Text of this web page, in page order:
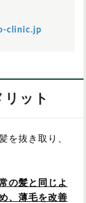
clinic.jp
ット
を抜き取り、
の髪と同じよ
、薄毛を改善